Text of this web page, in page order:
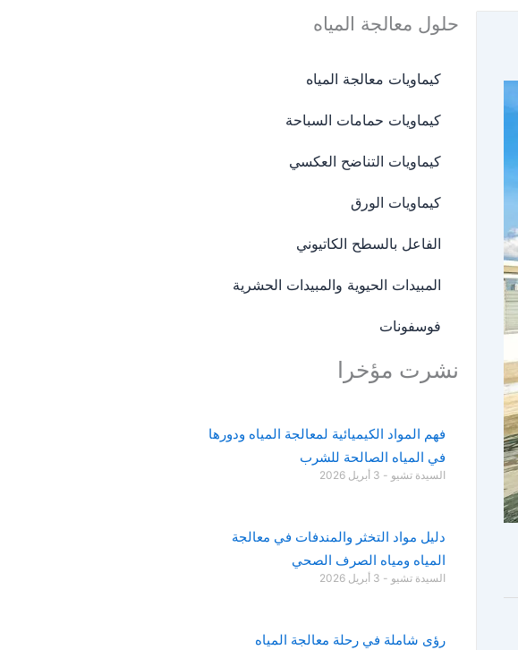
حلول معالجة المياه
كيماويات معالجة المياه
كيماويات حمامات السباحة
كيماويات التناضح العكسي
كيماويات الورق
الفاعل بالسطح الكاتيوني
المبيدات الحيوية والمبيدات الحشرية
فوسفونات
نشرت مؤخرا
فهم المواد الكيميائية لمعالجة المياه ودورها
في المياه الصالحة للشرب
السيدة تشيو
دليل مواد التخثر والمندفات في معالجة
المياه ومياه الصرف الصحي
السيدة تشيو
رؤى شاملة في رحلة معالجة المياه